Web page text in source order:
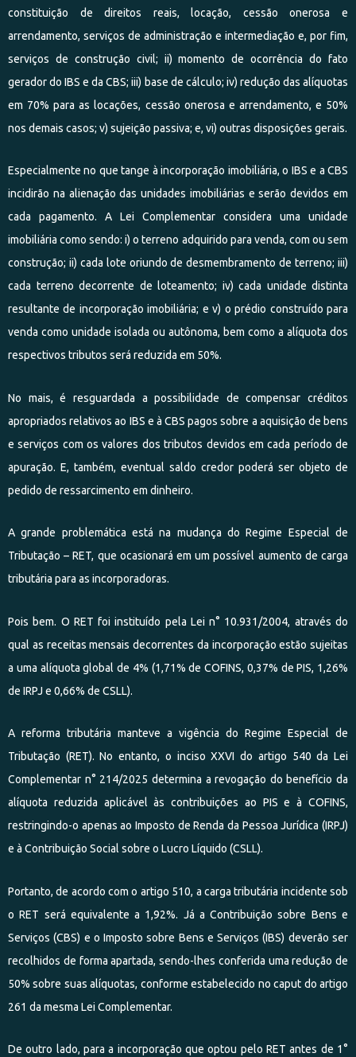
constituição de direitos reais, locação, cessão onerosa e
arrendamento, serviços de administração e intermediação e, por fim,
serviços de construção civil; ii) momento de ocorrência do fato
gerador do IBS e da CBS; iii) base de cálculo; iv) redução das alíquotas
em 70% para as locações, cessão onerosa e arrendamento, e 50%
nos demais casos; v) sujeição passiva; e, vi) outras disposições gerais.
Especialmente no que tange à incorporação imobiliária, o IBS e a CBS
incidirão na alienação das unidades imobiliárias e serão devidos em
cada pagamento. A Lei Complementar considera uma unidade
imobiliária como sendo: i) o terreno adquirido para venda, com ou sem
construção; ii) cada lote oriundo de desmembramento de terreno; iii)
cada terreno decorrente de loteamento; iv) cada unidade distinta
resultante de incorporação imobiliária; e v) o prédio construído para
venda como unidade isolada ou autônoma, bem como a alíquota dos
respectivos tributos será reduzida em 50%.
No mais, é resguardada a possibilidade de compensar créditos
apropriados relativos ao IBS e à CBS pagos sobre a aquisição de bens
e serviços com os valores dos tributos devidos em cada período de
apuração. E, também, eventual saldo credor poderá ser objeto de
pedido de ressarcimento em dinheiro.
A grande problemática está na mudança do Regime Especial de
Tributação – RET, que ocasionará em um possível aumento de carga
tributária para as incorporadoras.
Pois bem. O RET foi instituído pela Lei n° 10.931/2004, através do
qual as receitas mensais decorrentes da incorporação estão sujeitas
a uma alíquota global de 4% (1,71% de COFINS, 0,37% de PIS, 1,26%
de IRPJ e 0,66% de CSLL).
A reforma tributária manteve a vigência do Regime Especial de
Tributação (RET). No entanto, o inciso XXVI do artigo 540 da Lei
Complementar n° 214/2025 determina a revogação do benefício da
alíquota reduzida aplicável às contribuições ao PIS e à COFINS,
restringindo-o apenas ao Imposto de Renda da Pessoa Jurídica (IRPJ)
e à Contribuição Social sobre o Lucro Líquido (CSLL).
Portanto, de acordo com o artigo 510, a carga tributária incidente sob
o RET será equivalente a 1,92%. Já a Contribuição sobre Bens e
Serviços (CBS) e o Imposto sobre Bens e Serviços (IBS) deverão ser
recolhidos de forma apartada, sendo-lhes conferida uma redução de
50% sobre suas alíquotas, conforme estabelecido no caput do artigo
261 da mesma Lei Complementar.
De outro lado, para a incorporação que optou pelo RET antes de 1°